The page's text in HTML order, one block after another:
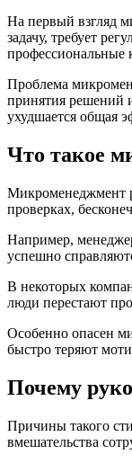
На первый взгляд
задачу, требует
профессиональные
Проблема
принятия решений
ухудшается общая
Что такое
Микроменеджмент
проверках,
Например,
успешно
В некоторых
люди перестают
Особенно опасен
быстро теряют
Почему
Причины такого
вмешательства